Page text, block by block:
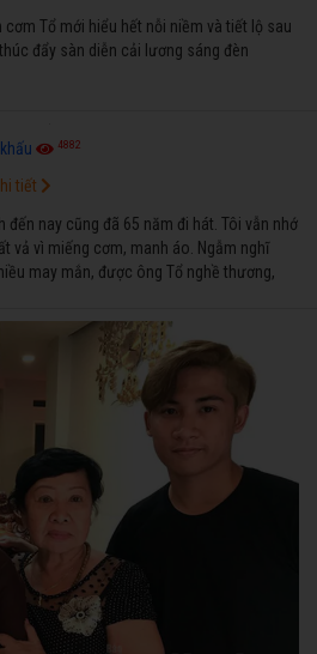
Tổ mới hiểu hết nỗi niềm và tiết lộ sau
đẩy sàn diễn cải lương sáng đèn
4882
đến nay cũng đã 65 năm đi hát. Tôi vẫn nhớ
vả vì miếng cơm, manh áo. Ngẫm nghĩ
may mắn, được ông Tổ nghề thương,
để từng bước thành danh với nghiệp ca
tiết